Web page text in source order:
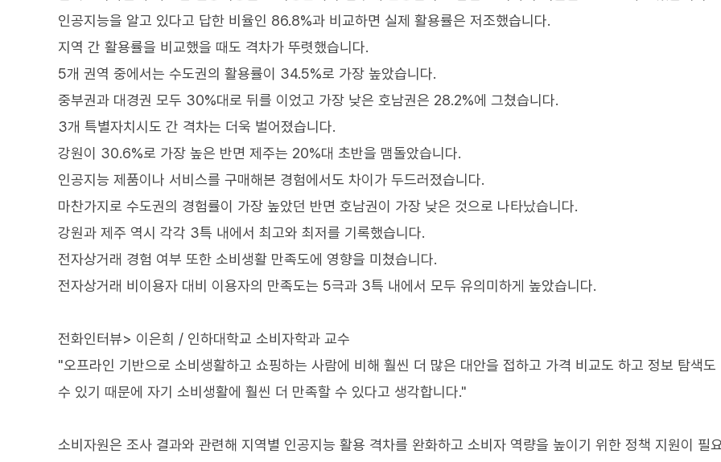
인공지능을 알고 있다고 답한 비율인 86.8%과 비교하면 실제 활용률은 저조했습니다.
지역 간 활용률을 비교했을 때도 격차가 뚜렷했습니다.
5개 권역 중에서는 수도권의 활용률이 34.5%로 가장 높았습니다.
중부권과 대경권 모두 30%대로 뒤를 이었고 가장 낮은 호남권은 28.2%에 그쳤습니다.
3개 특별자치시도 간 격차는 더욱 벌어졌습니다.
강원이 30.6%로 가장 높은 반면 제주는 20%대 초반을 맴돌았습니다.
인공지능 제품이나 서비스를 구매해본 경험에서도 차이가 두드러졌습니다.
마찬가지로 수도권의 경험률이 가장 높았던 반면 호남권이 가장 낮은 것으로 나타났습니다.
강원과 제주 역시 각각 3특 내에서 최고와 최저를 기록했습니다.
전자상거래 경험 여부 또한 소비생활 만족도에 영향을 미쳤습니다.
전자상거래 비이용자 대비 이용자의 만족도는 5극과 3특 내에서 모두 유의미하게 높았습니다.
전화인터뷰> 이은희 / 인하대학교 소비자학과 교수
"오프라인 기반으로 소비생활하고 쇼핑하는 사람에 비해 훨씬 더 많은 대안을 접하고 가격 비교도 하고 정보 탐색도
수 있기 때문에 자기 소비생활에 훨씬 더 만족할 수 있다고 생각합니다."
소비자원은 조사 결과와 관련해 지역별 인공지능 활용 격차를 완화하고 소비자 역량을 높이기 위한 정책 지원이 필